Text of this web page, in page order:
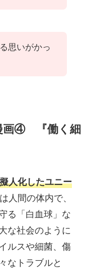
思いがかっ
画④『働く細
人化したユニー
人間の体内で、
る「白血球」な
な社会のように
ルスや細菌、傷
なトラブルと